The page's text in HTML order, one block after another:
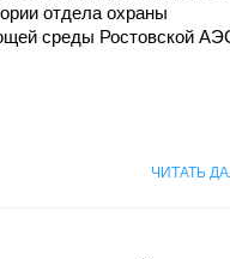
отдела охраны
среды Ростовской
ЧИТАТЬ